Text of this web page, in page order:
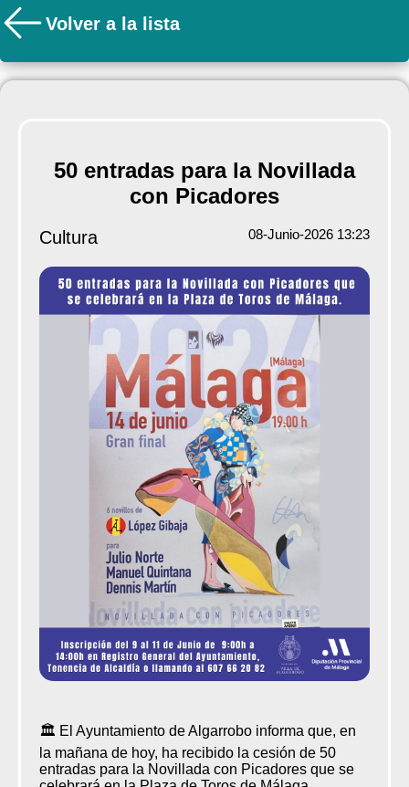
Volver a la lista
50 entradas para la Novillada
con Picadores
Cultura 08-Junio-2026 13:23
🏛️ El Ayuntamiento de Algarrobo informa que, en
la mañana de hoy, ha recibido la cesión de 50
entradas para la Novillada con Picadores que se